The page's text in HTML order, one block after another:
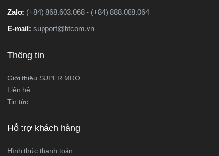
Zalo: (+84) 868.603.068 - (+84) 888.088.064
E-mail: support@btcom.vn
Thông tin
Giới thiệu SUPER MRO
Liên hệ
Tin tức
Hỗ trợ khách hàng
Hình thức thanh toán